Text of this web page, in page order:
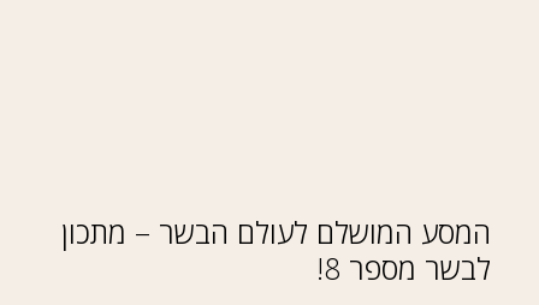
המסע המושלם לעולם הבשר – מתכון
לבשר מספר 8!